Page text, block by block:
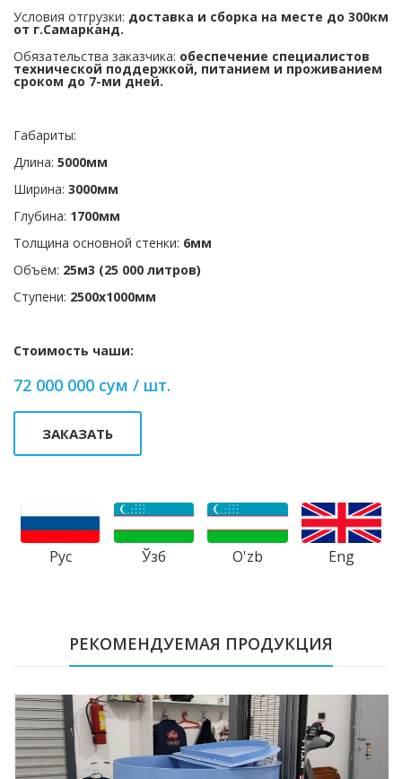
Условия отгрузки: доставка и сборка на месте до 300км
от г.Самарканд.
Обязательства заказчика: обеспечение специалистов
технической поддержкой, питанием и проживанием
сроком до 7-ми дней.
Габариты:
Длина: 5000мм
Ширина: 3000мм
Глубина: 1700мм
Толщина основной стенки: 6мм
Объём: 25м3 (25 000 литров)
Ступени: 2500х1000мм
Стоимость чаши:
72 000 000 сум / шт.
ЗАКАЗАТЬ
Рус Ўзб O'zb Eng
РЕКОМЕНДУЕМАЯ ПРОДУКЦИЯ